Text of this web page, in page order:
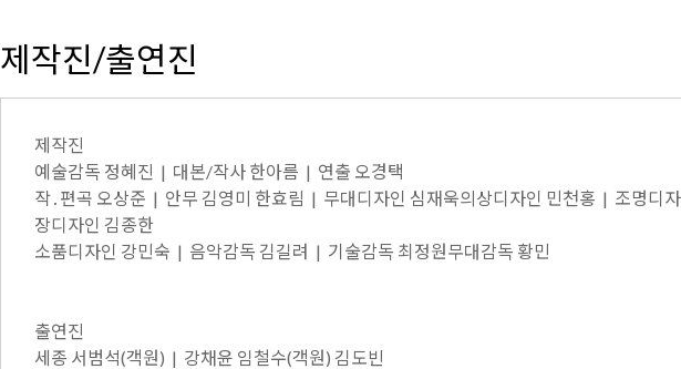
제작진/출연진
제작진
예술감독 정혜진 | 대본/작사 한아름 | 연출 오경택
작․편곡 오상준 | 안무 김영미 한효림 | 무대디자인 심재욱의상디자인 민천홍 | 조명디
장디자인 김종한
소품디자인 강민숙 | 음악감독 김길려 | 기술감독 최정원무대감독 황민
출연진
세종 서범석(객원) | 강채윤 임철수(객원) 김도빈